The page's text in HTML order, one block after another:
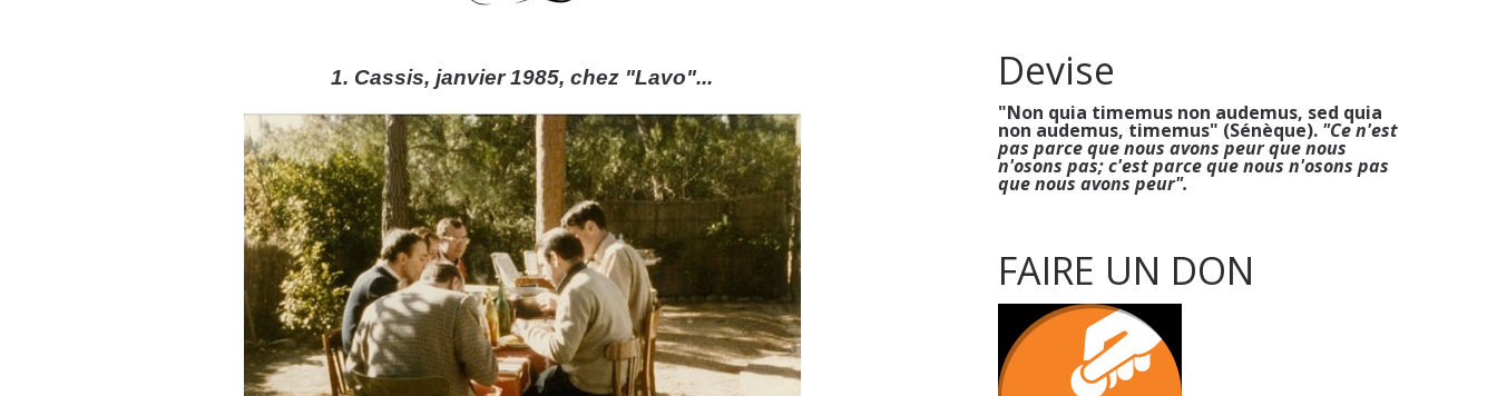
1. Cassis, janvier 1985, chez "Lavo"... Devise
"Non quia timemus non audemus, sed quia
non audemus, timemus" (Sénèque). "Ce n'est
pas parce que nous avons peur que nous
n'osons pas; c'est parce que nous n'osons pas
que nous avons peur".
FAIRE UN DON